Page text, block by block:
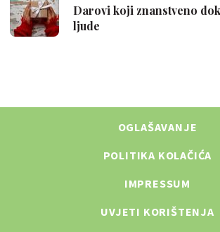
Darovi koji znanstveno
ljude
OGLAŠAVANJE
POLITIKA KOLAČIĆA
IMPRESSUM
UVJETI KORIŠTENJA